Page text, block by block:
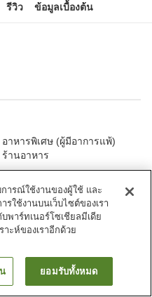
รีวิว ข้อมูลเบื้องต้น
อาหารพิเศษ (ผู้มีอาการแพ้)
ร้านอาหาร
ระ Omaruyama Hotel
พัก
ารณ์ใช้งานของผู้ใช้ และ
ใช้งานบนเว็บไซต์ของเรา
พาร์ทเนอร์โซเชียลมีเดีย
ะห์ของเราอีกด้วย
ยอมรับทั้งหมด